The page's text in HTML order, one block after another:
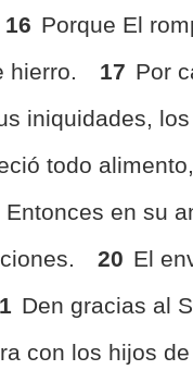
16 Porque El
hierro.
17 Por
iniquidades,
todo
Entonces en su
20 El
Den gracias al
con los hijos